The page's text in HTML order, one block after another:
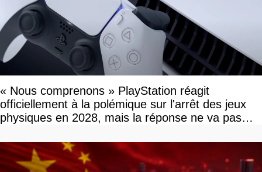
« Nous comprenons » PlayStation réagit
officiellement à la polémique sur l'arrêt des jeux
physiques en 2028, mais la réponse ne va pas